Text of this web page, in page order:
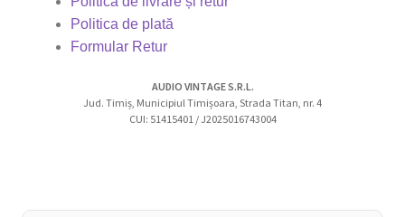
Politica de plată
Formular Retur
AUDIO VINTAGE S.R.L.
Jud. Timiș, Municipiul Timișoara, Strada Titan, nr. 4
CUI: 51415401 / J2025016743004